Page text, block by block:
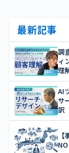
最新記事
調
ィ
理
AI
サ
訳